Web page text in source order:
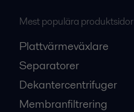
Mest populära produktsidor
Plattvärmeväxlare
Separatorer
Dekantercentrifuger
Membranfiltrering